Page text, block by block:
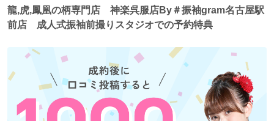
虎のしなやかな力強さ。
鳳凰の優雅な美しさ。
それぞれの伝説が織りなす、特別な一着。
伝統を纏いながら、あなたの内に眠る「本当の自分」を呼
び覚ます振袖。
大胆な和柄から、洗練されたモダンデザインまで。
他にはない“圧倒的存在感”を求めるあなたへ。
龍,虎,鳳凰の柄専門店 神楽呉服店By＃振袖gram名古屋駅
前店 成人式振袖前撮りスタジオでの予約特典